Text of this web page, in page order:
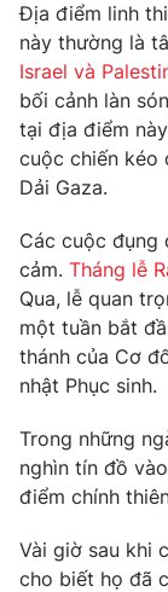
Hậu trường
Nhân vật
Khán giả
Giải sao mai
Điện ảnh
Âm nhạc
Sao
Đời sống
Du lịch
Làm đẹp
Giáo dục
Tuyển sinh
Học trực tuyến
Công nghệ
Hitech Công
Sản phẩm
Thị trường
Tư vấn
Giao lưu trực
Lịch phát
Chuyên mục khác
Emagazine
Photo
Địa điểm linh
này thường là
Israel và
bối cảnh làn
tại địa điểm
cuộc chiến kéo
Dải Gaza.
Các cuộc đụng
cảm. Tháng lễ
Qua, lễ quan
một tuần bắt
thánh của Cơ
nhật Phục sinh.
Trong những
nghìn tín đồ
điểm chính
Vài giờ sau khi
cho biết họ đã